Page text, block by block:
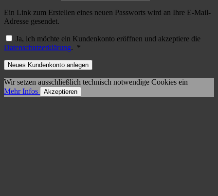
Ein Link zum Erstellen eines neuen Passworts wird an Ihre E-Mail-
Adresse gesendet.
Ja, ich möchte ein Kundenkonto eröffnen und akzeptiere die
Datenschutzerklärung. *
Neues Kundenkonto anlegen
Wir setzen ausschließlich technisch notwendige Cookies ein
Mehr Infos
Akzeptieren